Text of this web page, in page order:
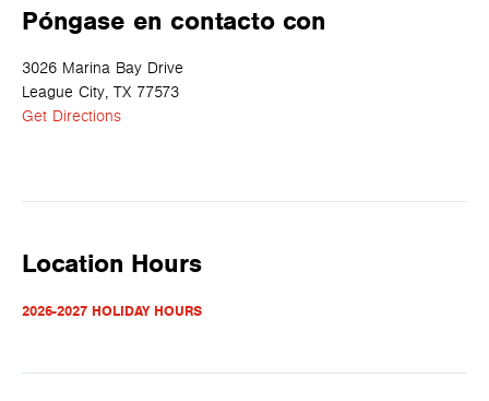
Póngase en contacto con
3026 Marina Bay Drive
League City, TX 77573
Get Directions
Location Hours
2026-2027 HOLIDAY HOURS